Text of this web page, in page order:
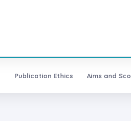
Publication Ethics Aims and